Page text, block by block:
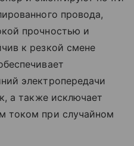
провода,
прочностью и
к резкой смене
электропередачи
а также исключает
током при случайном